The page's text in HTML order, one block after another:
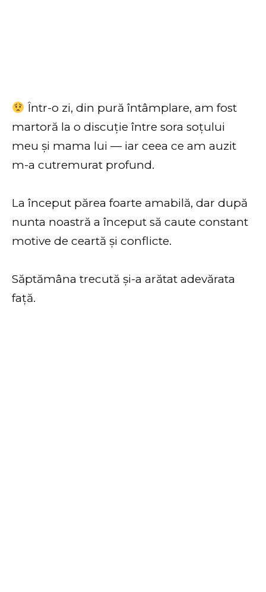
Într-o zi, din pură întâmplare, am fost
martoră la o discuție între sora soțului
meu și mama lui — iar ceea ce am auzit
m-a cutremurat profund.
La început părea foarte amabilă, dar după
nunta noastră a început să caute constant
motive de ceartă și conflicte.
Săptămâna trecută și-a arătat adevărata
față.